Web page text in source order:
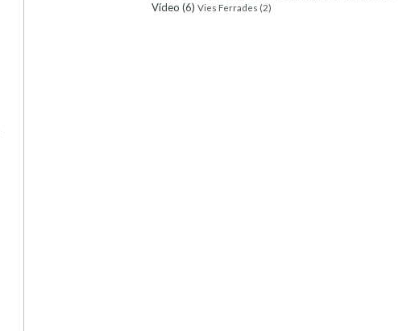
Vídeo (6) Vies Ferrades (2)